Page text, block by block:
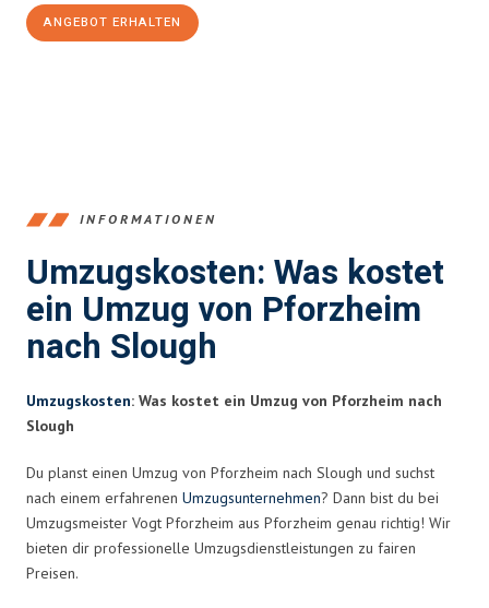
ANGEBOT ERHALTEN
INFORMATIONEN
Umzugskosten: Was kostet
ein Umzug von Pforzheim
nach Slough
Umzugskosten: Was kostet ein Umzug von Pforzheim nach
Slough
Du planst einen Umzug von Pforzheim nach Slough und suchst
nach einem erfahrenen Umzugsunternehmen? Dann bist du bei
Umzugsmeister Vogt Pforzheim aus Pforzheim genau richtig! Wir
bieten dir professionelle Umzugsdienstleistungen zu fairen
Preisen.